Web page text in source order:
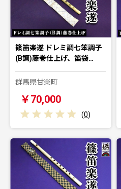
篠笛楽遂 ドレミ調七笨調子
(B調)藤巻仕上げ、笛袋…
群馬県甘楽町
￥70,000
(0)